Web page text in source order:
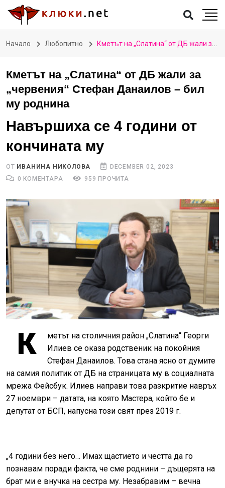
Начало Любопитно Кметът на „Слатина“ от ДБ жали за „червения“ Стефан Данаилов – бил му роднина
Кметът на „Слатина“ от ДБ жали за
„червения“ Стефан Данаилов – бил
му роднина
Навършиха се 4 години от
кончината му
ОТ ИВАНИНА НИКОЛОВА
DECEMBER 02, 2023
0 КОМЕНТАРА
959 ПРОЧИТА
К
метът на столичния район „Слатина“ Георги
Илиев се оказа родственик на покойния
Стефан Данаилов. Това стана ясно от думите
на самия политик от ДБ на страницата му в социалната
мрежа Фейсбук. Илиев направи това разкритие навръх
27 ноември – датата, на която Мастера, който бе и
депутат от БСП, напусна този свят през 2019 г.
„4 години без него… Имах щастието и честта да го
познавам поради факта, че сме роднини – дъщерята на
брат ми е внучка на сестра му. Незабравим – вечна